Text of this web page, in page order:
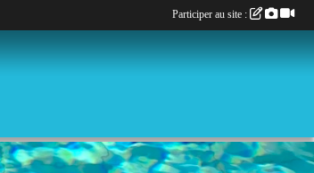
Participer au site :